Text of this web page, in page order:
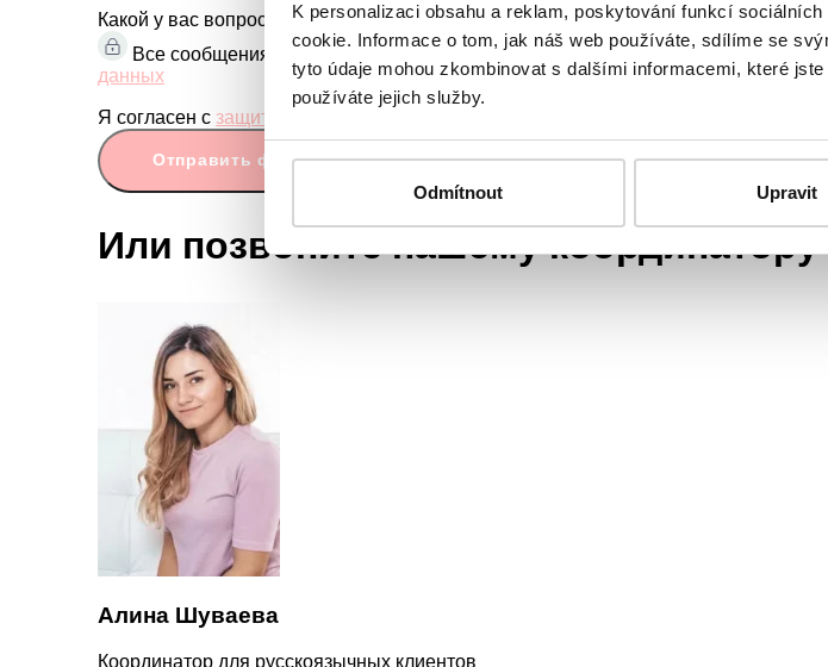
K personalizaci obsahu a reklam, poskytování funkcí
cookie. Informace o tom, jak náš web používáte, sdílíme se
tyto údaje mohou zkombinovat s dalšími informacemi, které
používáte jejich služby.
Odmítnout Upravit
Какой у вас вопрос?
Мы строго соблюдаем конфиденциальность, не бойтесь
Все сообщения шифруются с использованием SSL и регулируются
данных
Я согласен с защита персональных данных
Отправить форму
Или позвоните нашему координатору
Алина Шуваева
Координатор для русскоязычных клиентов